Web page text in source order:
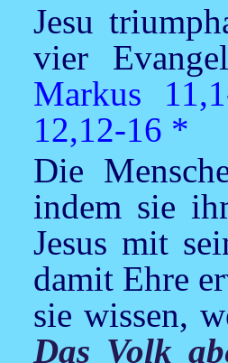
Jesu
vier
Markus
12,12-16 *
Die
indem sie
Jesus mit
damit Ehre
sie wissen,
Das Volk